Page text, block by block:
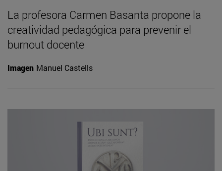
La profesora Carmen Basanta propone la
creatividad pedagógica para prevenir el
burnout docente
Imagen Manuel Castells